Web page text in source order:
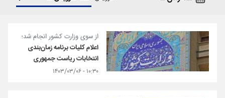
از سوی وزارت کشور انجام شد؛
اعلام کلیات برنامه زمان‌بندی
انتخابات ریاست جمهوری
۱۰:۳۰ - ۱۴۰۳/۰۳/۰۶